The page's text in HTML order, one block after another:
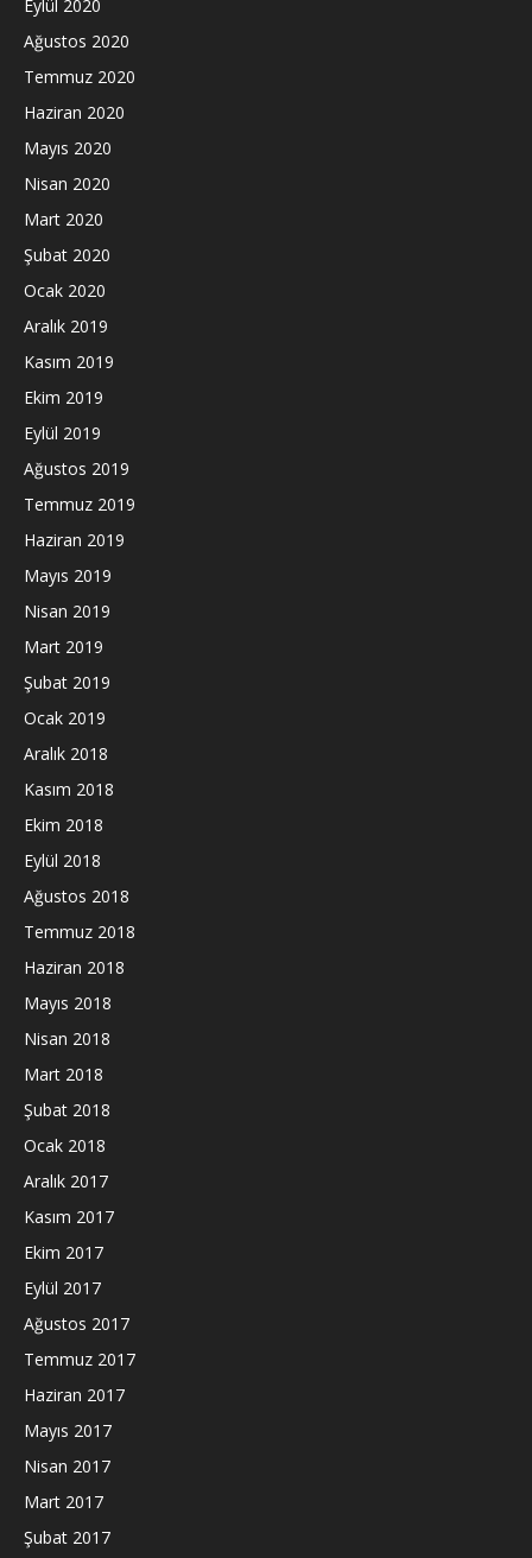
Eylül 2020
Ağustos 2020
Temmuz 2020
Haziran 2020
Mayıs 2020
Nisan 2020
Mart 2020
Şubat 2020
Ocak 2020
Aralık 2019
Kasım 2019
Ekim 2019
Eylül 2019
Ağustos 2019
Temmuz 2019
Haziran 2019
Mayıs 2019
Nisan 2019
Mart 2019
Şubat 2019
Ocak 2019
Aralık 2018
Kasım 2018
Ekim 2018
Eylül 2018
Ağustos 2018
Temmuz 2018
Haziran 2018
Mayıs 2018
Nisan 2018
Mart 2018
Şubat 2018
Ocak 2018
Aralık 2017
Kasım 2017
Ekim 2017
Eylül 2017
Ağustos 2017
Temmuz 2017
Haziran 2017
Mayıs 2017
Nisan 2017
Mart 2017
Şubat 2017